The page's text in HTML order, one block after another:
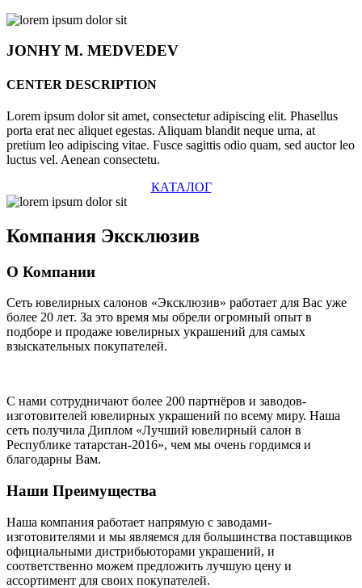
JONHYM. MEDVEDEV
CENTER DESCRIPTION
Lorem ipsum dolor sit amet, consectetur adipiscing elit. Phasellus
porta erat nec aliquet egestas. Aliquam blandit neque urna, at
pretium leo adipiscing vitae. Fusce sagittis odio quam, sed auctor leo
luctus vel. Aenean consectetu.
КАТАЛОГ
Компания Эксклюзив
О Компании
Сеть ювелирных салонов «Эксклюзив» работает для Вас уже
более 20 лет. За это время мы обрели огромный опыт в
подборе и продаже ювелирных украшений для самых
взыскательных покупателей.
С нами сотрудничают более 200 партнёров и заводов-
изготовителей ювелирных украшений по всему миру. Наша
сеть получила Диплом «Лучший ювелирный салон в
Республике татарстан-2016», чем мы очень гордимся и
благодарны Вам.
Наши Преимущества
Наша компания работает напрямую с заводами-
изготовителями и мы являемся для большинства поставщиков
официальными дистрибьюторами украшений, и
соответственно можем предложить лучшую цену и
ассортимент для своих покупателей.